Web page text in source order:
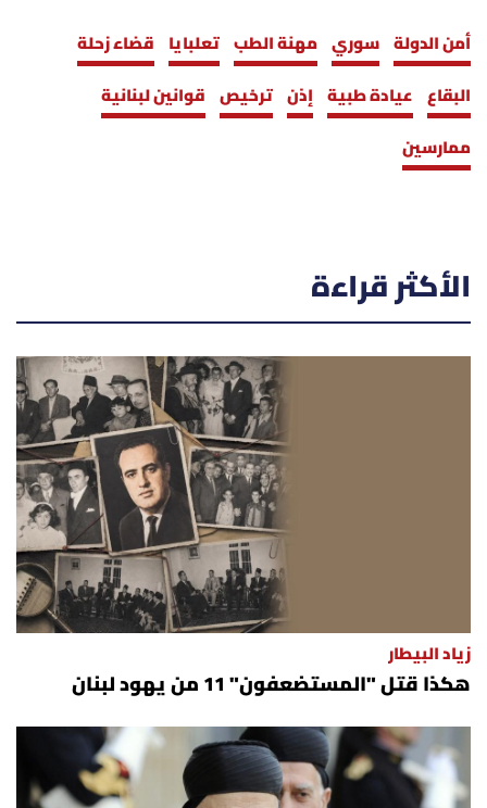
أمن الدولة سوري مهنة الطب تعلبايا قضاء زحلة
البقاع عيادة طبية إذن ترخيص قوانين لبنانية
ممارسين
الأكثر قراءة
زياد البيطار
هكذا قتل "المستضعفون" 11 من يهود لبنان